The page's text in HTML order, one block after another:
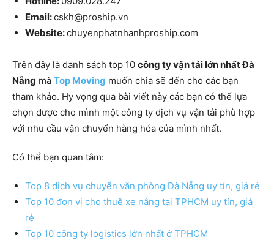
Email:cskh@proship.vn
Website:chuyenphatnhanhproship.com
Trên đây là danh sách top 10 công ty vận tải lớn nhất Đà
Nẵng mà Top Moving muốn chia sẽ đến cho các bạn
tham khảo. Hy vọng qua bài viết này các bạn có thể lựa
chọn được cho mình một công ty dịch vụ vận tải phù hợp
với nhu cầu vận chuyển hàng hóa của mình nhất.
Có thể bạn quan tâm:
Top 8 dịch vụ chuyển văn phòng Đà Nẵng uy tín, giá rẻ
Top 10 đơn vị cho thuê xe nâng tại TPHCM uy tín, giá
rẻ
Top 10 công ty logistics lớn nhất ở TPHCM